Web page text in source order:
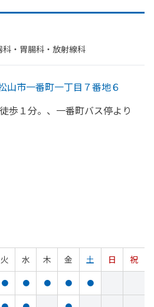
・​胃腸科・​放射線科
山市一番町一丁目７番地６
徒歩１分。、 一番町バス停より
火 水 木 金 土 日
祝
● ● ● ● ●